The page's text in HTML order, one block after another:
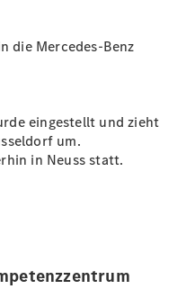
die Mercedes-Benz
eingestellt und zieht
um.
in Neuss statt.